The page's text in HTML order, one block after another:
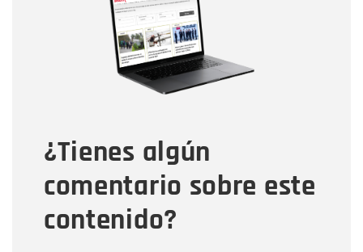
¿Tienes algún
comentario sobre este
contenido?
Correo electrónico
Tipo de comentario
Mensaje